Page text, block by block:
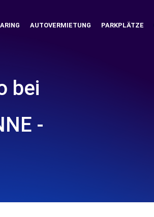
AUTOVERMIETUNG PARKPLÄTZE
bei
-